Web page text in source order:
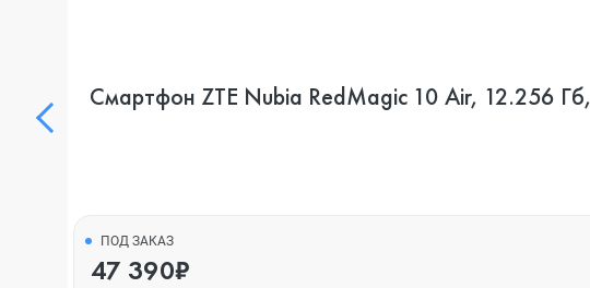
Смартфон ZTE Nubia RedMagic 10 Air, 12.256
ПОД ЗАКАЗ
47 390₽